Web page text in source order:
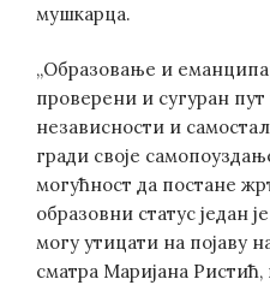
мушкарца.
„Образовање и
проверени и сугуран
независности и
гради своје
могућност да постане
образовни статус један
могу утицати на појаву
сматра Маријана